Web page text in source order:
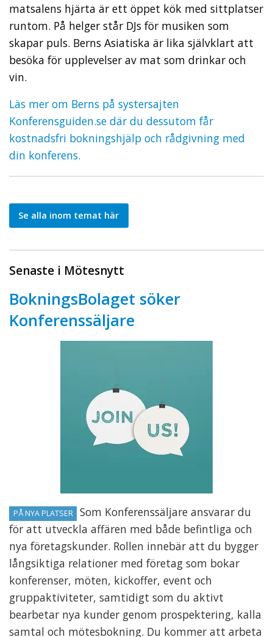
matsalens hjärta är ett öppet kök med sittplatser
runtom. På helger står DJs för musiken som
skapar puls. Berns Asiatiska är lika självklart att
besöka för upplevelser av mat som drinkar och
vin.
Läs mer om Berns på systersajten
Konferensguiden.se där du dessutom får
kostnadsfri bokningshjälp och rådgivning med
din konferens.
Se alla inom temat här
Senaste i Mötesnytt
BokningsBolaget söker
Konferenssäljare
PÅ NYA PLATSER
Som Konferenssäljare ansvarar du
för att utveckla affären med både befintliga och
nya företagskunder. Rollen innebär att du bygger
långsiktiga relationer med företag som bokar
konferenser, möten, kickoffer, event och
gruppaktiviteter, samtidigt som du aktivt
bearbetar nya kunder genom prospektering, kalla
samtal och mötesbokning. Du kommer att arbeta